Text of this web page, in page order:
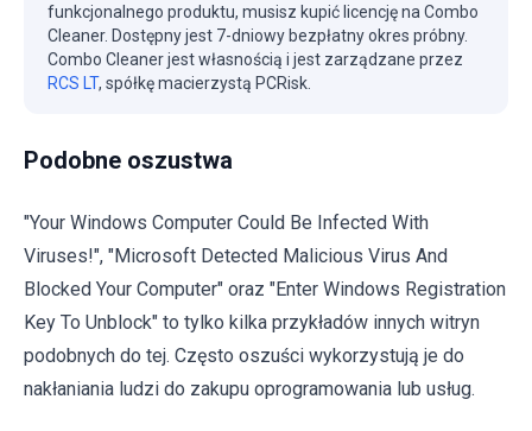
funkcjonalnego produktu, musisz kupić licencję na Combo
Cleaner. Dostępny jest 7-dniowy bezpłatny okres próbny.
Combo Cleaner jest własnością i jest zarządzane przez
RCS LT, spółkę macierzystą PCRisk.
Podobne oszustwa
"Your Windows Computer Could Be Infected With
Viruses!", "Microsoft Detected Malicious Virus And
Blocked Your Computer" oraz "Enter Windows Registration
Key To Unblock" to tylko kilka przykładów innych witryn
podobnych do tej. Często oszuści wykorzystują je do
nakłaniania ludzi do zakupu oprogramowania lub usług.